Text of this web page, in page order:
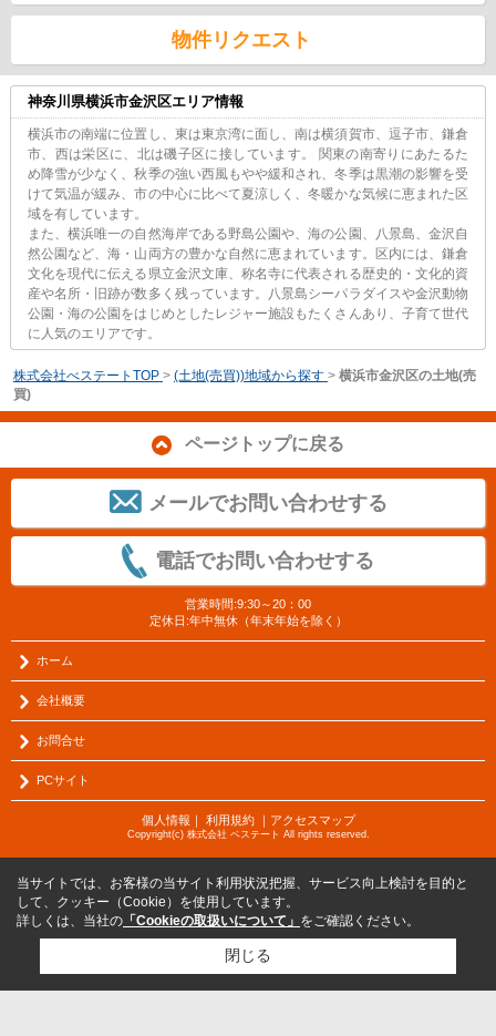
物件リクエスト
神奈川県横浜市金沢区エリア情報
横浜市の南端に位置し、東は東京湾に面し、南は横須賀市、逗子市、鎌倉
市、西は栄区に、北は磯子区に接しています。 関東の南寄りにあたるた
め降雪が少なく、秋季の強い西風もやや緩和され、冬季は黒潮の影響を受
けて気温が緩み、市の中心に比べて夏涼しく、冬暖かな気候に恵まれた区
域を有しています。
また、横浜唯一の自然海岸である野島公園や、海の公園、八景島、金沢自
然公園など、海・山両方の豊かな自然に恵まれています。区内には、鎌倉
文化を現代に伝える県立金沢文庫、称名寺に代表される歴史的・文化的資
産や名所・旧跡が数多く残っています。八景島シーパラダイスや金沢動物
公園・海の公園をはじめとしたレジャー施設もたくさんあり、子育て世代
に人気のエリアです。
株式会社べステートTOP > (土地(売買))地域から探す > 横浜市金沢区の土地(売
買)
ページトップに戻る
メールでお問い合わせする
電話でお問い合わせする
営業時間:9:30～20：00
定休日:年中無休（年末年始を除く）
ホーム
会社概要
お問合せ
PCサイト
個人情報 ｜ 利用規約｜ アクセスマップ
Copyright(c) 株式会社 ベステート All rights reserved.
当サイトでは、お客様の当サイト利用状況把握、サービス向上検討を目的と
して、クッキー（Cookie）を使用しています。
詳しくは、当社の 「Cookieの取扱いについて」 をご確認ください。
閉じる